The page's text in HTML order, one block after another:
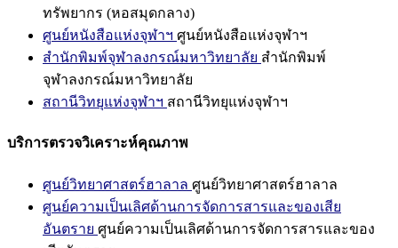
ทรัพยากร (หอสมุดกลาง)
ศูนย์หนังสือแห่งจุฬาฯ ศูนย์หนังสือแห่งจุฬาฯ
สำนักพิมพ์จุฬาลงกรณ์มหาวิทยาลัย สำนักพิมพ์
จุฬาลงกรณ์มหาวิทยาลัย
สถานีวิทยุแห่งจุฬาฯ สถานีวิทยุแห่งจุฬาฯ
บริการตรวจวิเคราะห์คุณภาพ
ศูนย์วิทยาศาสตร์ฮาลาล ศูนย์วิทยาศาสตร์ฮาลาล
ศูนย์ความเป็นเลิศด้านการจัดการสารและของเสีย
อันตราย ศูนย์ความเป็นเลิศด้านการจัดการสารและของ